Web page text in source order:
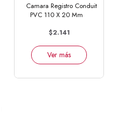
Camara Registro Conduit
PVC 110 X 20 Mm
$2.141
Ver más